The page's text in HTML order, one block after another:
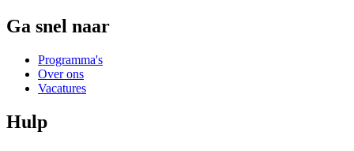
Ga snel naar
Programma's
Over ons
Vacatures
Hulp